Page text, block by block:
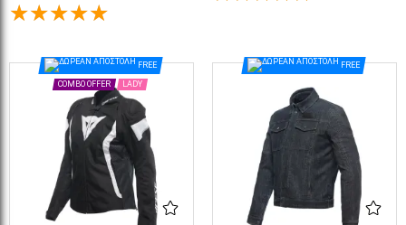
FREE
COMBO OFFER LADY
FREE